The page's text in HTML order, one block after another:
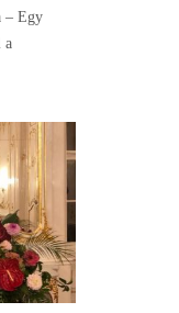
– Egy
a